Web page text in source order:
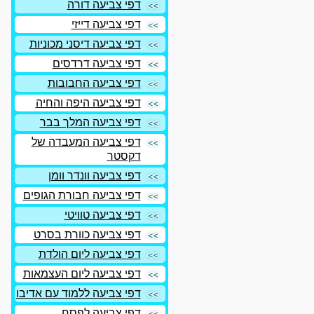
דפי צביעה דורה
דפי צביעה דייזי
דפי צביעה דיסני מכוניות
דפי צביעה דרדסים
דפי צביעה החבובות
דפי צביעה היפה והחיה
דפי צביעה המלך בבר
דפי צביעה המעבדה של
דקסטר
דפי צביעה וונדר וומן
דפי צביעה חבורת הגופים
דפי צביעה טוויטי
דפי צביעה כוורת בסרט
דפי צביעה ליום הולדת
דפי צביעה ליום העצמאות
דפי צביעה ללמוד עם אדיבו